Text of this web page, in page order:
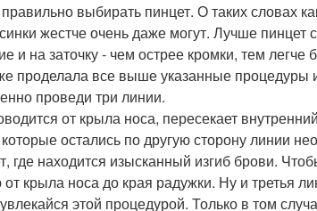
выбирать пинцет. О таких словах
жестче очень даже могут. Лучше
и на заточку - чем острее кромки, тем
все выше указанные процедуры и
проведи три линии.
от крыла носа, пересекает
остались по другую сторону линии
где находится изысканный изгиб брови.
крыла носа до края радужки. Ну и третья
этой процедурой. Только в том